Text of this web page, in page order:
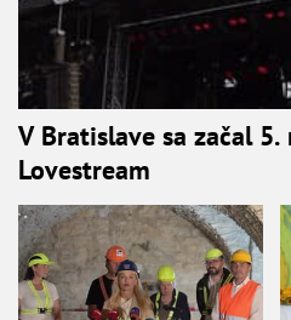
V Bratislave sa začal
Lovestream